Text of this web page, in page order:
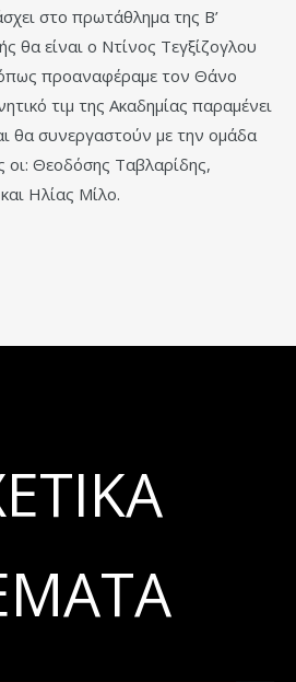
στο πρωτάθλημα της Β’
θα είναι ο Ντίνος Τεγξίζογλου
όπως προαναφέραμε τον Θάνο
τιμ της Ακαδημίας παραμένει
θα συνεργαστούν με την ομάδα
Θεοδόσης Ταβλαρίδης,
Ηλίας Μίλο.